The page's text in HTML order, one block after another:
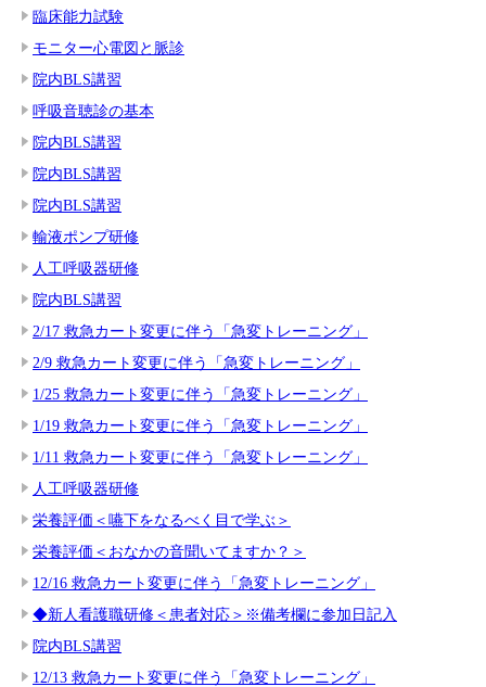
臨床能力試験
モニター心電図と脈診
院内BLS講習
呼吸音聴診の基本
院内BLS講習
院内BLS講習
院内BLS講習
輸液ポンプ研修
人工呼吸器研修
院内BLS講習
2/17 救急カート変更に伴う「急変トレーニング」
2/9 救急カート変更に伴う「急変トレーニング」
1/25 救急カート変更に伴う「急変トレーニング」
1/19 救急カート変更に伴う「急変トレーニング」
1/11 救急カート変更に伴う「急変トレーニング」
人工呼吸器研修
栄養評価＜嚥下をなるべく目で学ぶ＞
栄養評価＜おなかの音聞いてますか？＞
12/16 救急カート変更に伴う「急変トレーニング」
◆新人看護職研修＜患者対応＞※備考欄に参加日記入
院内BLS講習
12/13 救急カート変更に伴う「急変トレーニング」